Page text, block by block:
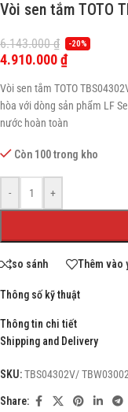
Vòi sen tắm TOTO
6.143.000₫ -20%
4.910.000₫
Vòi sen tắm TOTO
hòa với dòng sản phẩm LF
nước hoàn toàn
Còn 100 trong kho
- +
so sánh Thêm vào
Thông số kỹ thuật
Thông tin chi tiết
Shipping and Delivery
SKU:TBS04302V/
Share: